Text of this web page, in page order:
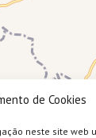
de Cookies
neste site web